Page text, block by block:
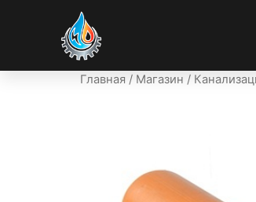
Главная / Магазин /